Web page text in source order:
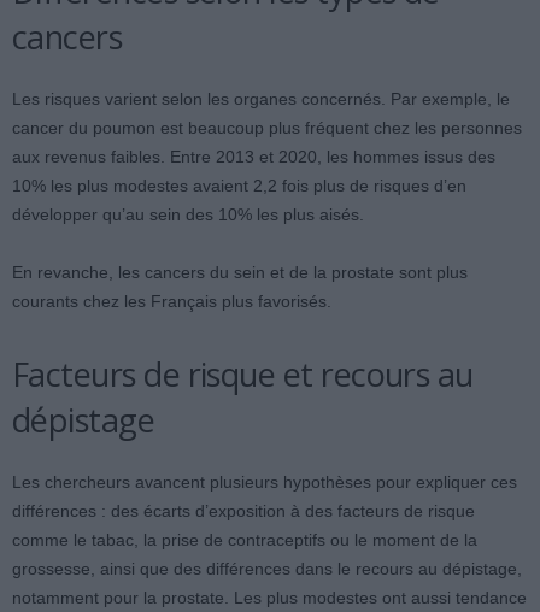
cancers
Les risques varient selon les organes concernés. Par exemple, le
cancer du poumon est beaucoup plus fréquent chez les personnes
aux revenus faibles. Entre 2013 et 2020, les hommes issus des
10% les plus modestes avaient 2,2 fois plus de risques d’en
développer qu’au sein des 10% les plus aisés.
En revanche, les cancers du sein et de la prostate sont plus
courants chez les Français plus favorisés.
Facteurs de risque et recours au
dépistage
Les chercheurs avancent plusieurs hypothèses pour expliquer ces
différences : des écarts d’exposition à des facteurs de risque
comme le tabac, la prise de contraceptifs ou le moment de la
grossesse, ainsi que des différences dans le recours au dépistage,
notamment pour la prostate. Les plus modestes ont aussi tendance